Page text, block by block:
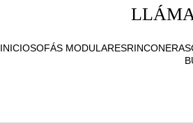
INICIOSOFÁS MODULARESRINCONERAS